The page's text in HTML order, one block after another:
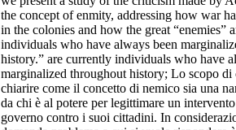
the concept of enmity, addressing how war
in the colonies and how the great “enemies”
individuals who have always been
history.” are currently individuals who have
marginalized throughout history; Lo scopo di
chiarire come il concetto di nemico sia una
da chi è al potere per legittimare un
governo contro i suoi cittadini. In